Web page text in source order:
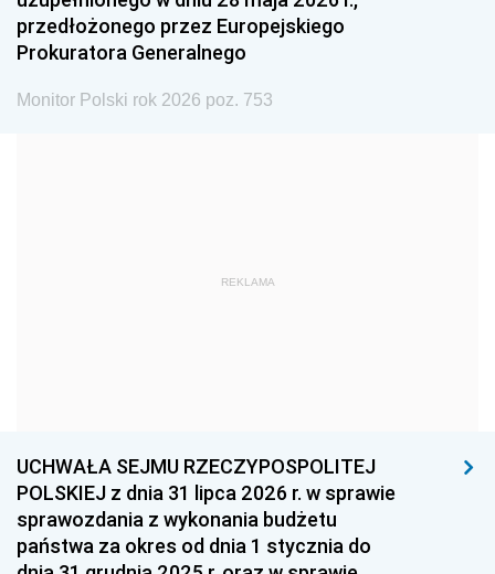
1981 1980 1979
1978 1977
1975 1974
1959
1939 1938 1937
1936 1930
przedłożonego przez Europejskiego
Prokuratora Generalnego
Monitor Polski rok 2026 poz. 753
REKLAMA
UCHWAŁA SEJMU RZECZYPOSPOLITEJ
POLSKIEJ z dnia 31 lipca 2026 r. w sprawie
sprawozdania z wykonania budżetu
państwa za okres od dnia 1 stycznia do